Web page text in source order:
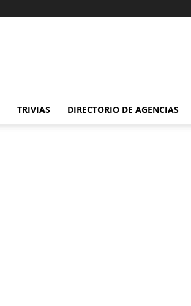
TRIVIAS DIRECTORIO DE AGENCIAS